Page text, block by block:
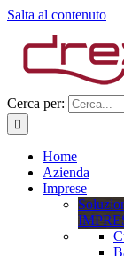
Salta al contenuto
Cerca per:
Home
Azienda
Imprese